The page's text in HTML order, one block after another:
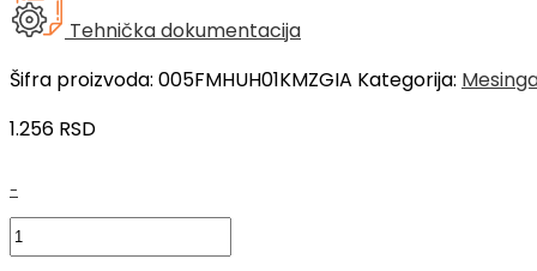
Tehnička dokumentacija
Šifra proizvoda: 005FMHUH01KMZGIA Kategorija:
1.256 RSD
MS
holender
-